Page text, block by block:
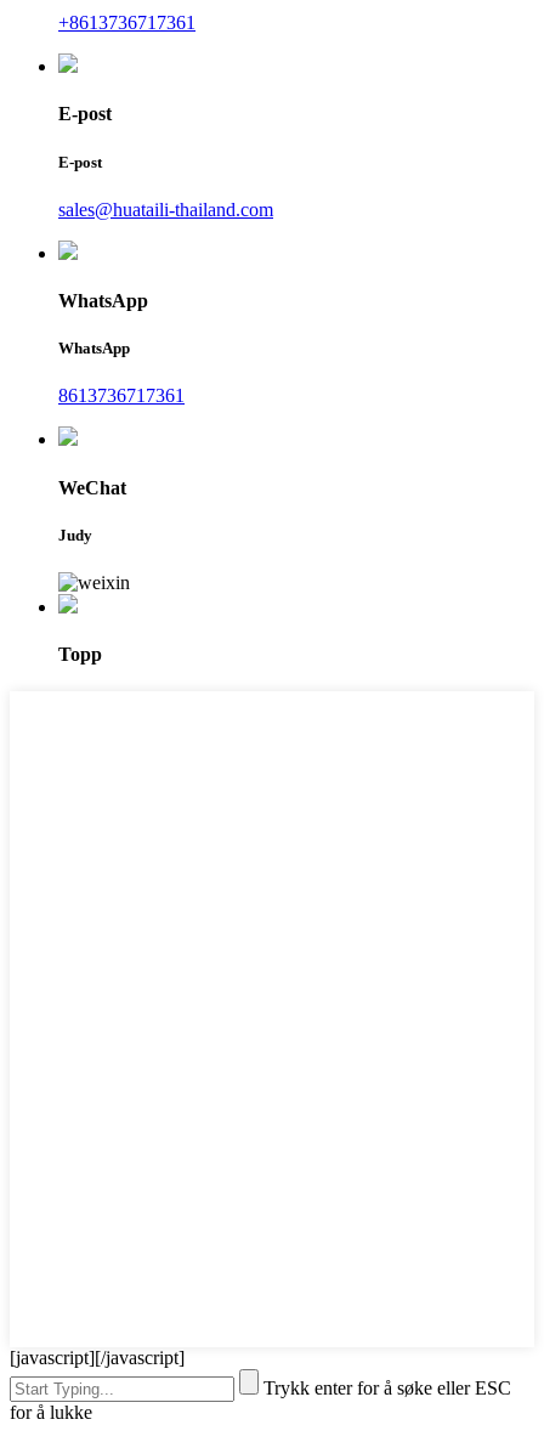
+8613736717361
E-post
E-post
sales@huataili-thailand.com
WhatsApp
WhatsApp
8613736717361
WeChat
Judy
Topp
[javascript] [/javascript]
Trykk enter for å søke eller ESC
for å lukke